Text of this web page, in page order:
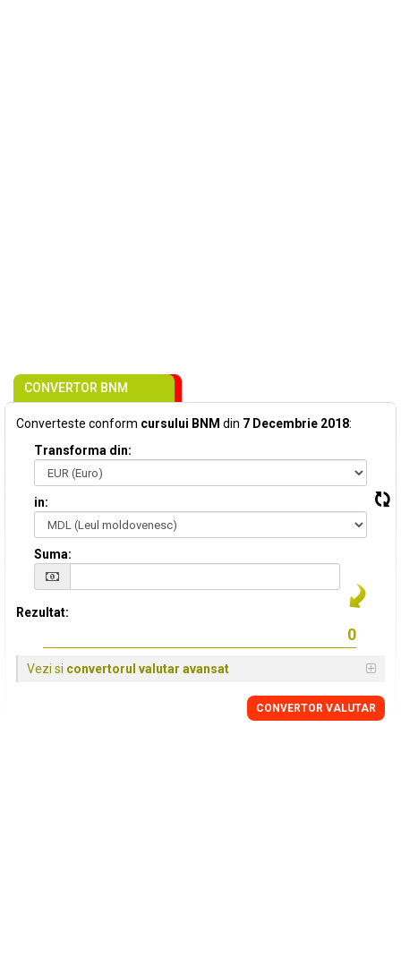
CONVERTOR BNM
Converteste conform cursului BNM din 7 Decembrie 2018:
Transforma din:
in:
Suma:
Rezultat:
Vezi si convertorul valutar avansat
CONVERTOR VALUTAR